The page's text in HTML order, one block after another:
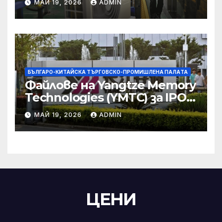
търговски консултации:
министерство
МАЙ 19, 2026 ADMIN
БЪЛГАРО-КИТАЙСКА ТЪРГОВСКО-ПРОМИШЛЕНА ПАЛAТА
Файлове на Yangtze Memory
Technologies (YMTC) за IPO
на STAR Market
МАЙ 19, 2026 ADMIN
ЦЕНИ